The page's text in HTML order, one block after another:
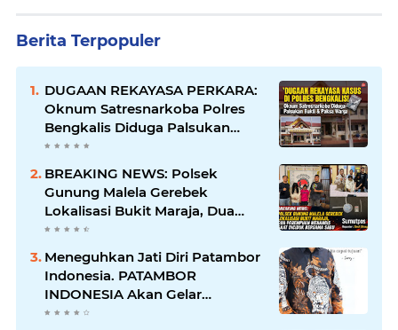
Berita Terpopuler
DUGAAN REKAYASA PERKARA:
Oknum Satresnarkoba Polres
Bengkalis Diduga Palsukan
Barang Bukti Hingga Paksa
BREAKING NEWS: Polsek
Gunung Malela Gerebek
Lokalisasi Bukit Maraja, Dua
Perempuan Menangis Saat
Meneguhkan Jati Diri Patambor
Indonesia. PATAMBOR
INDONESIA Akan Gelar
RAKERNAS II Di Jakarta.